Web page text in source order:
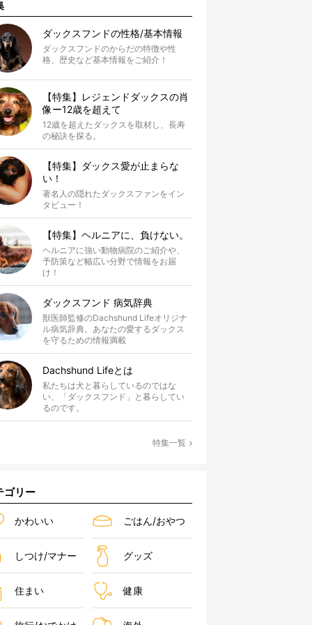
ダックスフンドの性格/基本情報
ダックスフンドのからだの特徴や性
格、歴史など基本情報をご紹介！
【特集】レジェンドダックスの肖
像ー12歳を超えて
12歳を超えたダックスを取材し、長寿
の秘訣を探る。
【特集】ダックス愛が止まらな
い！
著名人の隠れたダックスファンをイン
タビュー！
【特集】ヘルニアに、負けない。
ヘルニアに強い動物病院のご紹介や、
予防策など幅広い分野で情報をお届
け！
ダックスフンド 病気辞典
獣医師監修のDachshund Lifeオリジナ
ル病気辞典。あなたの愛するダックス
を守るための情報満載
Dachshund Lifeとは
私たちは犬と暮らしているのではな
い、「ダックスフンド」と暮らしてい
るのです。
特集一覧
ゴリー
かわいい ごはん/おやつ
しつけ/マナー グッズ
住まい 健康